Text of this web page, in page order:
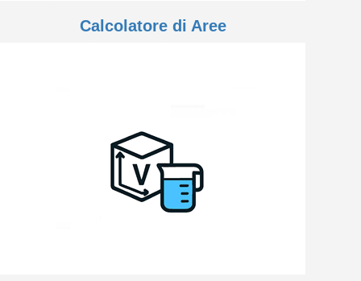
Calcolatore di Aree